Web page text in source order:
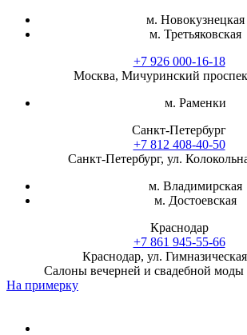
м. Новокузнецкая
м. Третьяковская
+7 926 000-16-18
Москва, Мичуринский
м. Раменки
Санкт-Петербург
+7 812 408-40-50
Санкт-Петербург, ул.
м. Владимирская
м. Достоевская
Краснодар
+7 861 945-55-66
Краснодар, ул.
Салоны вечерней и свадебной моды
На примерку